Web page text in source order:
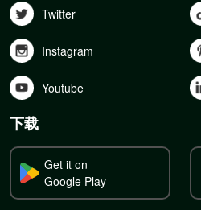
Twitter
Instagram
Youtube
下载
Get it on
Google Play